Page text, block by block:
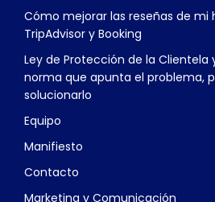
Cómo mejorar las reseñas de mi
TripAdvisor y Booking
Ley de Protección de la Clientela
norma que apunta el problema,
solucionarlo
Equipo
Manifiesto
Contacto
Marketing y Comunicación